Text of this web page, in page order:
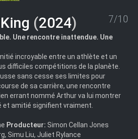
(2024) 7/10
Une rencontre inattendue. Une
incroyable entre un athlète et un
difficiles compétitions de la planète.
sans cesse ses limites pour
de sa carrière, une rencontre
errant nommé Arthur va lui montrer
et amitié signifient vraiment.
Producteur: Simon Cellan Jones
Simu Liu, Juliet Rylance